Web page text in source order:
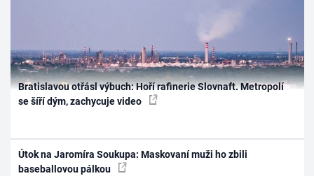
Bratislavou otřásl výbuch: Hoří rafinerie Slovnaft. Metropolí
se šíří dým, zachycuje video
Útok na Jaromíra Soukupa: Maskovaní muži ho zbili
baseballovou pálkou